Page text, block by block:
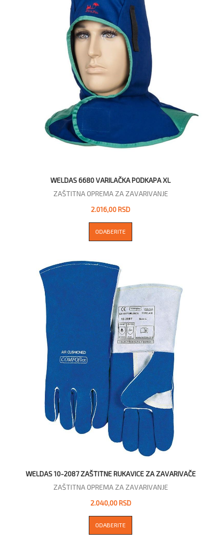
WELDAS 6680 VARILAČKA PODKAPA XL
ZAŠTITNA OPREMA ZA ZAVARIVANJE
2.016,00 RSD
ODABERITE
WELDAS 10-2087 ZAŠTITNE RUKAVICE ZA ZAVARIVAČE
ZAŠTITNA OPREMA ZA ZAVARIVANJE
2.040,00 RSD
ODABERITE